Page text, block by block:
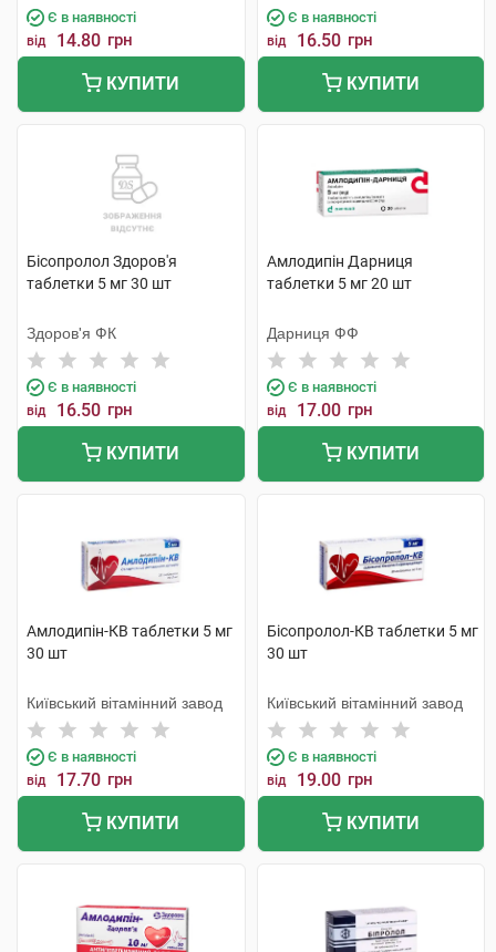
Є в наявності
від 14.80 грн
КУПИТИ
Є в наявності
від 16.50 грн
КУПИТИ
Бісопролол Здоров'я
таблетки 5 мг 30 шт
Здоров'я ФК
Є в наявності
від 16.50 грн
КУПИТИ
Амлодипін Дарниця
таблетки 5 мг 20 шт
Дарниця ФФ
Є в наявності
від 17.00 грн
КУПИТИ
Амлодипін-КВ таблетки 5 мг
30 шт
Київський вітамінний завод
Є в наявності
від 17.70 грн
КУПИТИ
Бісопролол-КВ таблетки 5 мг
30 шт
Київський вітамінний завод
Є в наявності
від 19.00 грн
КУПИТИ